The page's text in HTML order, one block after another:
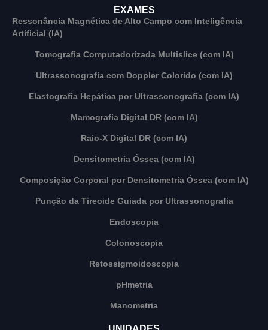
EXAMES
Ressonância Magnética de Alto Campo com Inteligência
Artificial (IA)
Tomografia Computadorizada Multislice (com IA)
Ultrassonografia com Doppler Colorido (com IA)
Elastografia Hepática por Ultrassonografia (com IA)
Mamografia Digital DR (com IA)
Raio-X Digital DR (com IA)
Densitometria Óssea (com IA)
Composição Corporal por Densitometria Óssea (com IA)
Punção da Tireoide Guiada por Ultrassonografia
Endoscopia
Colonoscopia
Retossigmoidoscopia
pHmetria
Manometria